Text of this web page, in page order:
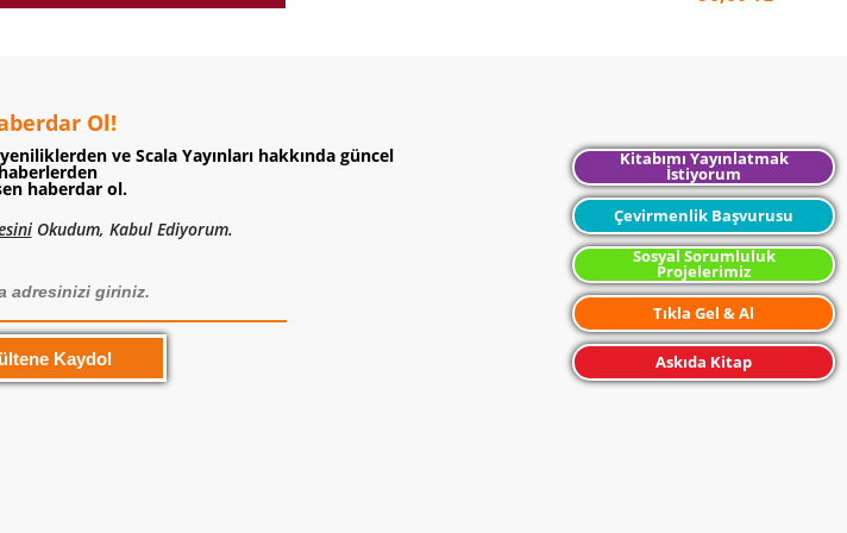
Ol!
ve Scala Yayınları hakkında güncel
haberlerden
haberdar ol.
Okudum, Kabul Ediyorum.
Kitabımı Yayınlatmak
İstiyorum
Çevirmenlik Başvurusu
Sosyal Sorumluluk
Projelerimiz
Tıkla Gel & Al
Askıda Kitap